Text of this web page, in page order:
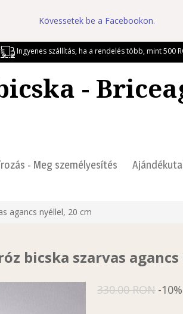
Kövessetek be a Facebookon.
Ingyenes szállítás, ha a rendelés több, mint 500
-
- Meg személyesítés
agancs nyéllel, 20 cm
bicska szarvas
330.00 RON -10%